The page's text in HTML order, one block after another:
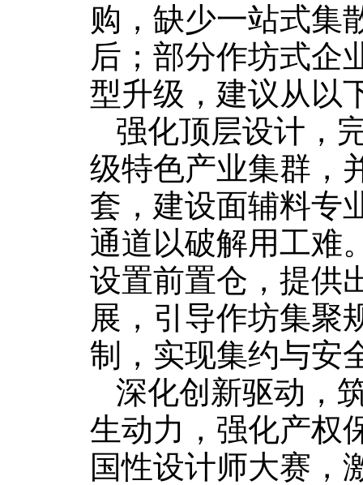
购，缺少一站式集
后；部分作坊式企
型升级，建议从以
强化顶层设计，
级特色产业集群，
套，建设面辅料专
通道以破解用工难
设置前置仓，提供
展，引导作坊集聚
制，实现集约与安
深化创新驱动，
生动力，强化产权
国性设计师大赛，